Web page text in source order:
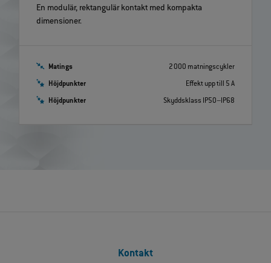
En modulär, rektangulär kontakt med kompakta
dimensioner.
Matings 2 000 matningscykler
Höjdpunkter Effekt upp till 5 A
Höjdpunkter Skyddsklass IP50–IP68
Kontakt